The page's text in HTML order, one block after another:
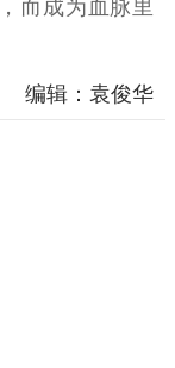
而成为血脉里
编辑：袁俊华